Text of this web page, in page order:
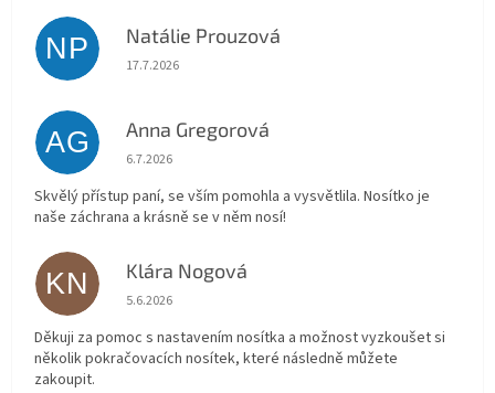
NP Natálie Prouzová
Hodnocení obchodu je 5 z 5 hvězdiček.
17.7.2026
AG Anna Gregorová
Hodnocení obchodu je 5 z 5 hvězdiček.
6.7.2026
Skvělý přístup paní, se vším pomohla a vysvětlila. Nosítko je
naše záchrana a krásně se v něm nosí!
KN Klára Nogová
Hodnocení obchodu je 5 z 5 hvězdiček.
5.6.2026
Děkuji za pomoc s nastavením nosítka a možnost vyzkoušet si
několik pokračovacích nosítek, které následně můžete
zakoupit.